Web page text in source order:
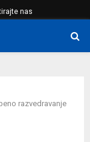
nas
razvedravanje